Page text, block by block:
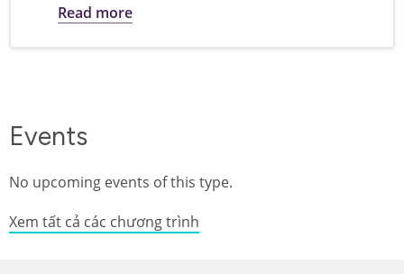
Read moreabout Celebrating Women who tell our
Events
No upcoming events of this type.
Xem tất cả các chương trình